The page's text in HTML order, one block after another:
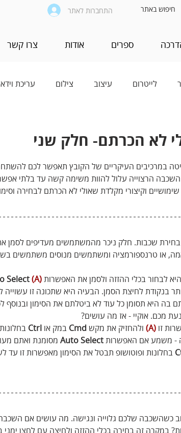
התחברות לאתר
ספרים אודות צרו קשר
לייטרום עיצוב צילום עריכת
במרכיבים העיקריים של הקובץ תאפשר לכם
השכבה הרצוייה עלול להוות משימה קשה עד בלתי
וקיצורי מקלדת שאולי לא הכרתם לבחירה
שכבות. חלק ניכר מהמשתמשים מעדיפים לסמן
או טרנספורמציה ומשתמשים מנוסים משתמשים
לבחור בכלי ההזזה ולסמן את האפשרות(A)
בנקודת לחיצת הסמן. הבעיה היא שתכונה זו עשוייה
היא תסומן כל עוד לא ביטלתם את הסימון ובנוסף
מכם. אוקיי - אז מה עושים?
זו (A) ולהחזיק את מקש Cmd במק או Ctrl
- משמע אם האפשרות Auto Select מסומנת ואתם
בחלונות ופוטושופ תבטל את הסימון מאפשרות זו עד
כשהשכבה שלכם גלוייה ונגישה. מה עושים אם
זה בחירה בכלי ההזזה ולחיצה עם לחצן ימני